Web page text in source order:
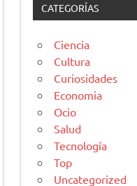
CATEGORÍAS
Ciencia
Cultura
Curiosidades
Economia
Ocio
Salud
Tecnología
Top
Uncategorized